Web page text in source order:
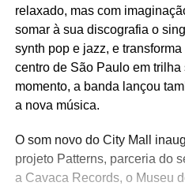
relaxado, mas com
somar à sua discografia o
synth pop e jazz, e
centro de São Paulo em
momento, a banda lançou
a nova música.
O som novo do City Mall
projeto Patterns, parceria do
a Cavaca Records, o Museu